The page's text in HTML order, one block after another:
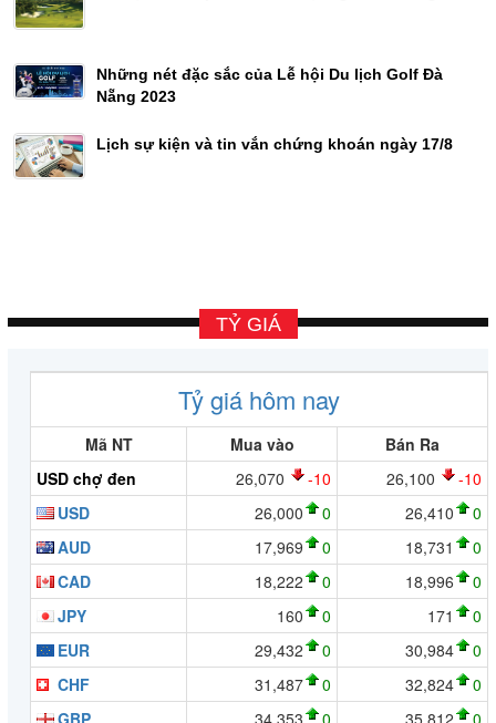
Những nét đặc sắc của Lễ hội Du lịch Golf Đà
Nẵng 2023
Lịch sự kiện và tin vắn chứng khoán ngày 17/8
TỶ GIÁ